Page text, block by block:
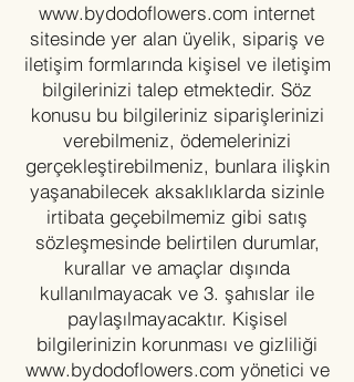
www.bydodoflowers.com internet
sitesinde yer alan üyelik, sipariş ve
iletişim formlarında kişisel ve iletişim
bilgilerinizi talep etmektedir. Söz
konusu bu bilgileriniz siparişlerinizi
verebilmeniz, ödemelerinizi
gerçekleştirebilmeniz, bunlara ilişkin
yaşanabilecek aksaklıklarda sizinle
irtibata geçebilmemiz gibi satış
sözleşmesinde belirtilen durumlar,
kurallar ve amaçlar dışında
kullanılmayacak ve 3. şahıslar ile
paylaşılmayacaktır. Kişisel
bilgilerinizin korunması ve gizliliği
www.bydodoflowers.com yönetici ve